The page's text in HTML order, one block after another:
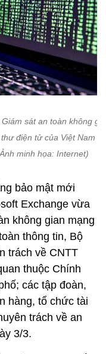
sát an toàn không
điện tử của Việt Nam
minh họa: Internet)
bảo mật mới
Exchange vừa
không gian mạng
thông tin, Bộ
trách về CNTT
thuộc Chính
các tập đoàn,
hàng, tổ chức tài
trách về an
3/3.